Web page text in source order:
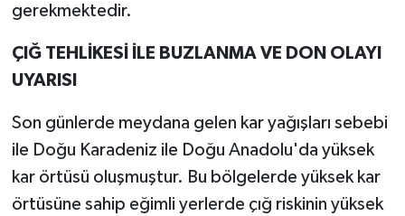
gerekmektedir.
ÇIĞ TEHLİKESİ İLE BUZLANMA VE DON OLAYI
UYARISI
Son günlerde meydana gelen kar yağışları sebebi
ile Doğu Karadeniz ile Doğu Anadolu'da yüksek
kar örtüsü oluşmuştur. Bu bölgelerde yüksek kar
örtüsüne sahip eğimli yerlerde çığ riskinin yüksek